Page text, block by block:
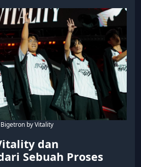
Bigetron by Vitality
dan
Sebuah Proses